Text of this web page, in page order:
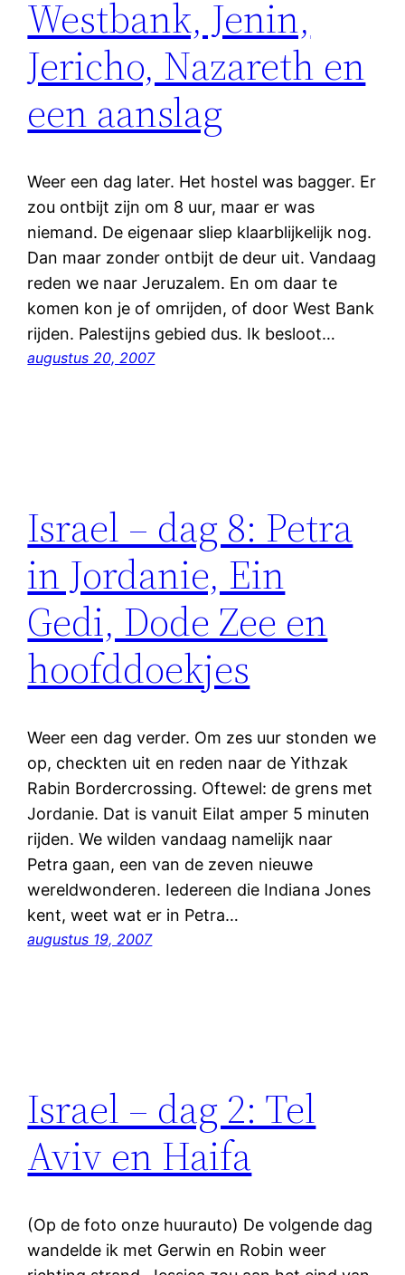
Westbank, Jenin,
Jericho, Nazareth en
een aanslag
Weer een dag later. Het hostel was bagger. Er
zou ontbijt zijn om 8 uur, maar er was
niemand. De eigenaar sliep klaarblijkelijk nog.
Dan maar zonder ontbijt de deur uit. Vandaag
reden we naar Jeruzalem. En om daar te
komen kon je of omrijden, of door West Bank
rijden. Palestijns gebied dus. Ik besloot…
augustus 20, 2007
Israel – dag 8: Petra
in Jordanie, Ein
Gedi, Dode Zee en
hoofddoekjes
Weer een dag verder. Om zes uur stonden we
op, checkten uit en reden naar de Yithzak
Rabin Bordercrossing. Oftewel: de grens met
Jordanie. Dat is vanuit Eilat amper 5 minuten
rijden. We wilden vandaag namelijk naar
Petra gaan, een van de zeven nieuwe
wereldwonderen. Iedereen die Indiana Jones
kent, weet wat er in Petra…
augustus 19, 2007
Israel – dag 2: Tel
Aviv en Haifa
(Op de foto onze huurauto) De volgende dag
wandelde ik met Gerwin en Robin weer